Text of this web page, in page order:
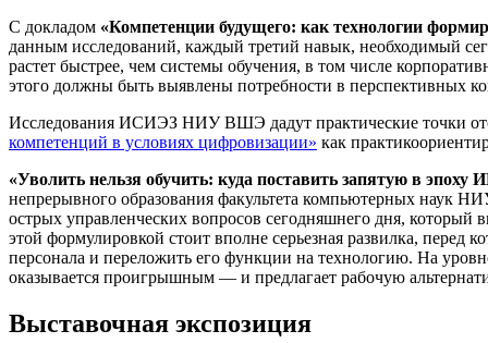
С докладом «Компетенции будущего: как технологии
данным исследований, каждый третий навык, необходимый
растет быстрее, чем системы обучения, в том числе
этого должны быть выявлены потребности в перспективных
Исследования ИСИЭЗ НИУ ВШЭ дадут практические точки
компетенций в условиях цифровизации» как
«Уволить нельзя обучить: куда поставить запятую в эпоху
непрерывного образования факультета компьютерных наук
острых управленческих вопросов сегодняшнего дня, который
этой формулировкой стоит вполне серьезная развилка, перед
персонала и переложить его функции на технологию. На
оказывается проигрышным — и предлагает рабочую
Выставочная экспозиция